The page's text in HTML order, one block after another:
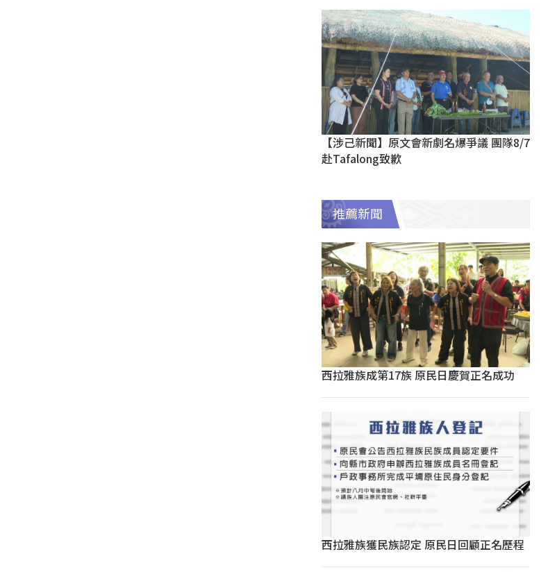
【涉己新聞】原文會新劇名爆爭議 團隊8/7
赴Tafalong致歉
推薦新聞
西拉雅族成第17族 原民日慶賀正名成功
西拉雅族獲民族認定 原民日回顧正名歷程